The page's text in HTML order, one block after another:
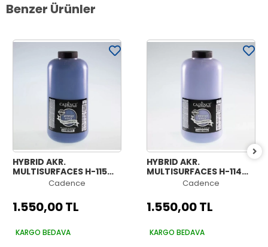
Benzer Ürünler
HYBRID AKR.
MULTISURFACES H-115
GECE MAVİSİ 2000ML
Cadence
1.550,00 TL
KARGO BEDAVA
HYBRID AKR.
MULTISURFACES H-114
AÇIK MENEKŞE 2000ML
Cadence
1.550,00 TL
KARGO BEDAVA